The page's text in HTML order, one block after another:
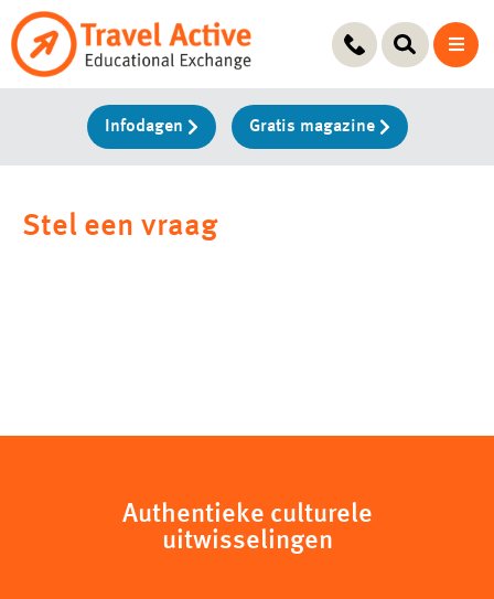
Ga
naar
Infodagen Gratis magazine
Stel een vraag
Authentieke culturele
uitwisselingen